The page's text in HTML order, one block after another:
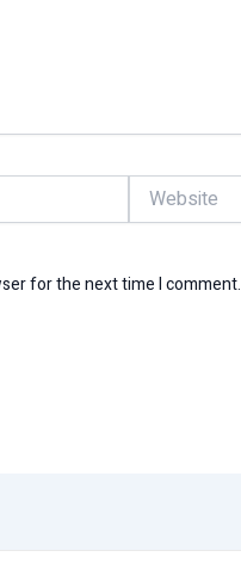
Website
for the next time I comment.